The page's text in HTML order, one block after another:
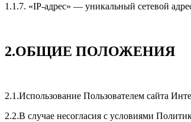
1.1.7. «IP-адрес» — уникальный сетевой
2.ОБЩИЕ ПОЛОЖЕНИЯ
2.1.Использование Пользователем сайта
2.2.В случае несогласия с условиями